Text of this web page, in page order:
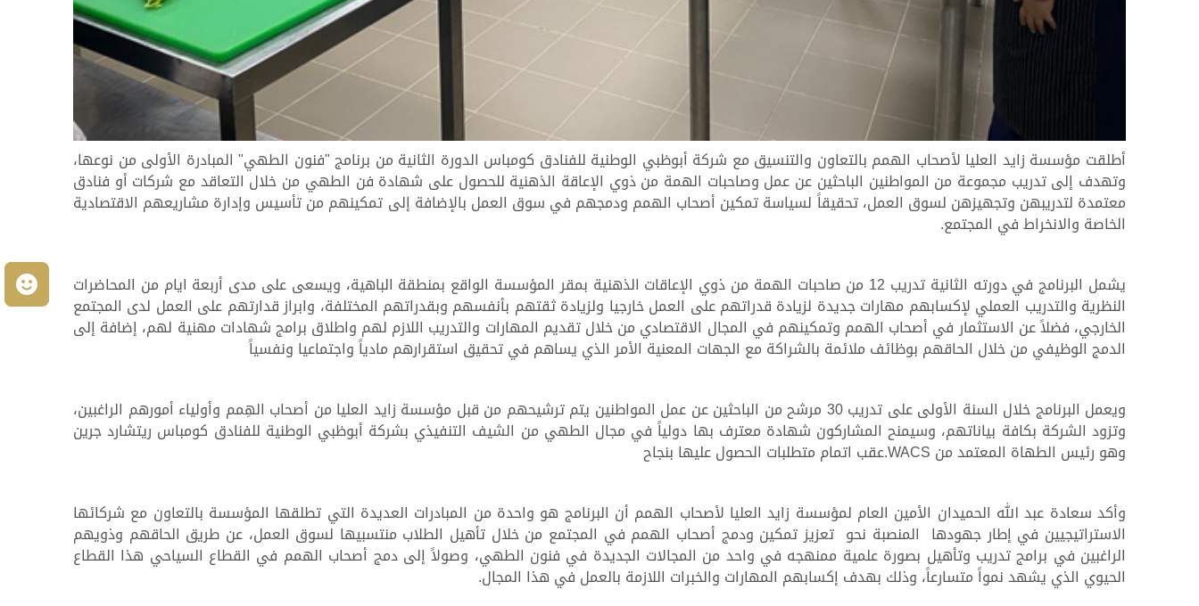
أطلقت مؤسسة زايد العليا لأصحاب الهمم بالتعاون والتنسيق مع شركة أبوظبي الوطنية للفنادق كومباس الدورة الثانية من برنامج "فنون الطهي" المبادرة الأولى من نوعها،
وتهدف إلى تدريب مجموعة من المواطنين الباحثين عن عمل وصاحبات الهمة من ذوي الإعاقة الذهنية للحصول على شهادة فن الطهي من خلال التعاقد مع شركات أو فنادق
معتمدة لتدريبهن وتجهيزهن لسوق العمل، تحقيقاً لسياسة تمكين أصحاب الهمم ودمجهم في سوق العمل بالإضافة إلى تمكينهم من تأسيس وإدارة مشاريعهم الاقتصادية
الخاصة والانخراط في المجتمع.
يشمل البرنامج في دورته الثانية تدريب 12 من صاحبات الهمة من ذوي الإعاقات الذهنية بمقر المؤسسة الواقع بمنطقة الباهية، ويسعى على مدى أربعة ايام من المحاضرات
النظرية والتدريب العملي لإكسابهم مهارات جديدة لزيادة قدراتهم على العمل خارجيا ولزيادة ثقتهم بأنفسهم وبقدراتهم المختلفة، وابراز قدارتهم على العمل لدى المجتمع
الخارجي، فضلاً عن الاستثمار في أصحاب الهمم وتمكينهم في المجال الاقتصادي من خلال تقديم المهارات والتدريب اللازم لهم واطلاق برامج شهادات مهنية لهم، إضافة إلى
الدمج الوظيفي من خلال الحاقهم بوظائف ملائمة بالشراكة مع الجهات المعنية الأمر الذي يساهم في تحقيق استقرارهم مادياً واجتماعيا ونفسياً
ويعمل البرنامج خلال السنة الأولى على تدريب 30 مرشح من الباحثين عن عمل المواطنين يتم ترشيحهم من قبل مؤسسة زايد العليا من أصحاب الهِمم وأولياء أمورهم الراغبين،
وتزود الشركة بكافة بياناتهم، وسيمنح المشاركون شهادة معترف بها دولياً في مجال الطهي من الشيف التنفيذي بشركة أبوظبي الوطنية للفنادق كومباس ريتشارد جرين
وهو رئيس الطهاة المعتمد من WACS.عقب اتمام متطلبات الحصول عليها بنجاح
وأكد سعادة عبد الله الحميدان الأمين العام لمؤسسة زايد العليا لأصحاب الهمم أن البرنامج هو واحدة من المبادرات العديدة التي تطلقها المؤسسة بالتعاون مع شركائها
الاستراتيجيين في إطار جهودها المنصبة نحو تعزيز تمكين ودمج أصحاب الهمم في المجتمع من خلال تأهيل الطلاب منتسبيها لسوق العمل، عن طريق الحاقهم وذويهم
الراغبين في برامج تدريب وتأهيل بصورة علمية ممنهجه في واحد من المجالات الجديدة في فنون الطهي، وصولاً إلى دمج أصحاب الهمم في القطاع السياحي هذا القطاع
الحيوي الذي يشهد نمواً متسارعاً، وذلك بهدف إكسابهم المهارات والخبرات اللازمة بالعمل في هذا المجال.